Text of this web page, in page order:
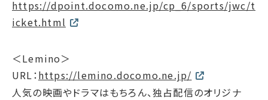
https://dpoint.docomo.ne.jp/cp_6/sports/jwc/t
icket.html
＜Lemino＞
URL：https://lemino.docomo.ne.jp/
人気の映画やドラマはもちろん、独占配信のオリジナ